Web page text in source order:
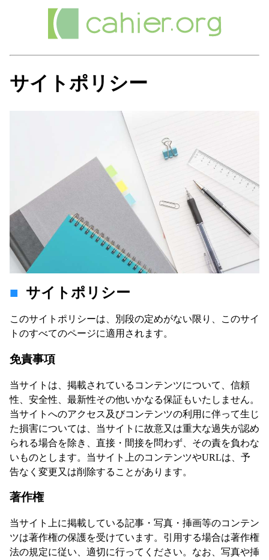
サイトポリシー
サイトポリシー
このサイトポリシーは、別段の定めがない限り、このサイ
トのすべてのページに適用されます。
免責事項
当サイトは、掲載されているコンテンツについて、信頼
性、安全性、最新性その他いかなる保証もいたしません。
当サイトへのアクセス及びコンテンツの利用に伴って生じ
た損害については、当サイトに故意又は重大な過失が認め
られる場合を除き、直接・間接を問わず、その責を負わな
いものとします。当サイト上のコンテンツやURLは、予
告なく変更又は削除することがあります。
著作権
当サイト上に掲載している記事・写真・挿画等のコンテン
ツは著作権の保護を受けています。引用する場合は著作権
法の規定に従い、適切に行ってください。なお、写真や挿